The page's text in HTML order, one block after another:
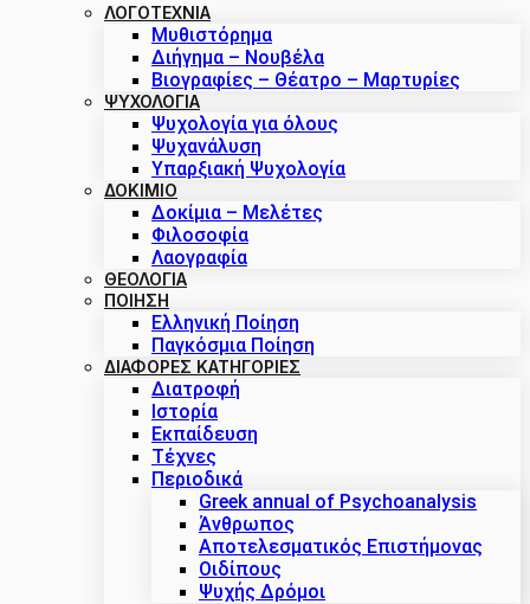
ΛΟΓΟΤΕΧΝΙΑ
Μυθιστόρημα
Διήγημα – Νουβέλα
Βιογραφίες – Θέατρο – Μαρτυρίες
ΨΥΧΟΛΟΓΙΑ
Ψυχολογία για όλους
Ψυχανάλυση
Υπαρξιακή Ψυχολογία
ΔΟΚΊΜΙΟ
Δοκίμια – Μελέτες
Φιλοσοφία
Λαογραφία
ΘΕΟΛΟΓΙΑ
ΠΟΙΗΣΗ
Ελληνική Ποίηση
Παγκόσμια Ποίηση
ΔΙΑΦΟΡΕΣ ΚΑΤΗΓΟΡΙΕΣ
Διατροφή
Ιστορία
Εκπαίδευση
Τέχνες
Περιοδικά
Greek annual of Psychoanalysis
Άνθρωπος
Αποτελεσματικός Επιστήμονας
Οιδίπους
Ψυχής Δρόμοι